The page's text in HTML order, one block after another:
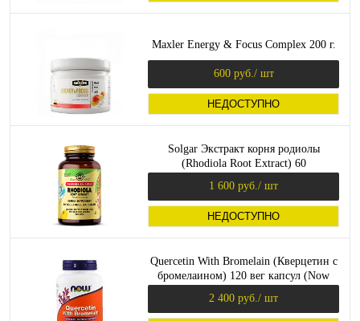
Maxler Energy & Focus Complex 200 г.
600 руб./ шт
НЕДОСТУПНО
Solgar Экстракт корня родиолы
(Rhodiola Root Extract) 60
1 600 руб./ шт
НЕДОСТУПНО
Quercetin With Bromelain (Кверцетин с
бромелаином) 120 вег капсул (Now
2 400 руб./ шт